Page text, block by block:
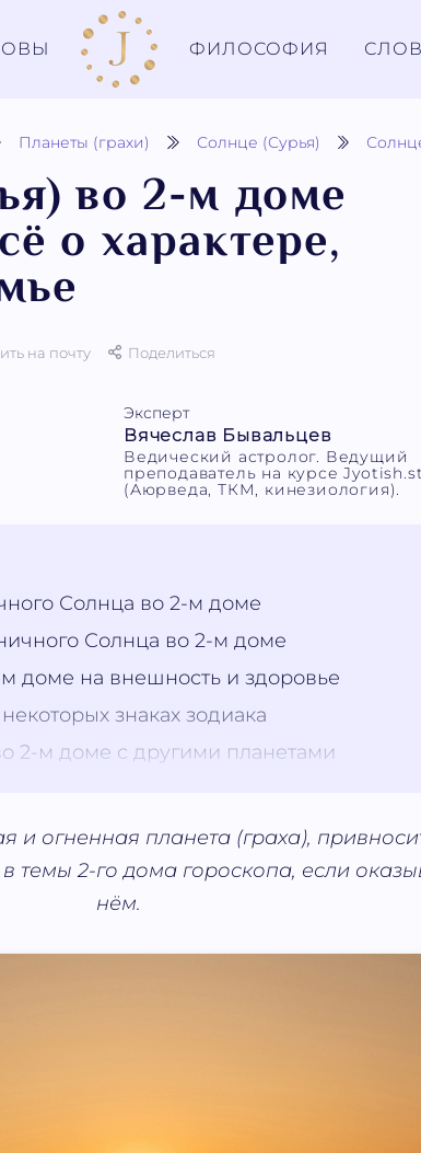
ФИЛОСОФИЯ
Планеты (грахи) Солнце (Сурья)
во 2-м доме
о характере,
на почту Поделиться
Эксперт
Вячеслав Бывальцев
Ведический астролог. Ведущий
преподаватель на курсе
(Аюрведа, ТКМ, кинезиология).
Солнца во 2-м доме
Солнца во 2-м доме
доме на внешность и здоровье
знаках зодиака
2-м доме с другими планетами
и огненная планета (граха),
2-го дома гороскопа, если
нём.